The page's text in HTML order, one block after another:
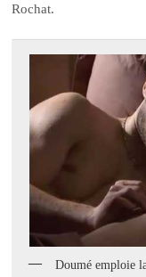
Rochat.
Doumé emploie